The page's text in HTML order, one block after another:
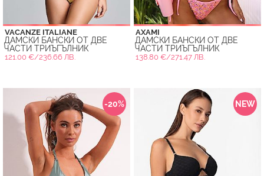
VACANZE ITALIANE
ДАМСКИ БАНСКИ ОТ ДВЕ
ЧАСТИ ТРИЪГЪЛНИК
121.00 €/236.66 ЛВ.
AXAMI
ДАМСКИ БАНСКИ ОТ ДВЕ
ЧАСТИ ТРИЪГЪЛНИК
138.80 €/271.47 ЛВ.
-20% NEW